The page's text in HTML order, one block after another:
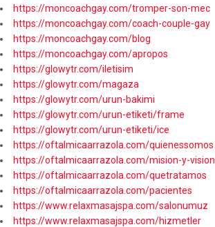
https://moncoachgay.com/tromper-son-mec
https://moncoachgay.com/coach-couple-gay
https://moncoachgay.com/blog
https://moncoachgay.com/apropos
https://glowytr.com/iletisim
https://glowytr.com/magaza
https://glowytr.com/urun-bakimi
https://glowytr.com/urun-etiketi/frame
https://glowytr.com/urun-etiketi/ice
https://oftalmicaarrazola.com/quienessomos
https://oftalmicaarrazola.com/mision-y-vision
https://oftalmicaarrazola.com/quetratamos
https://oftalmicaarrazola.com/pacientes
https://www.relaxmasajspa.com/salonumuz
https://www.relaxmasajspa.com/hizmetler